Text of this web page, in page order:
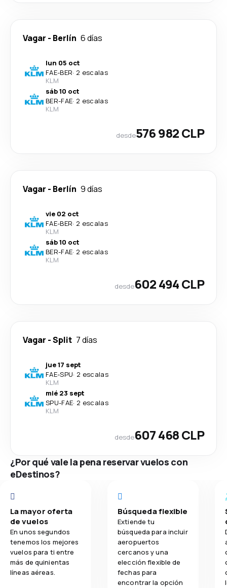
Vagar - Berlín 6 días
lun 05 oct
FAE-BER· 2 escalas
KLM
sáb 10 oct
BER-FAE· 2 escalas
KLM
desde576 982 CLP
Vagar - Berlín 9 días
vie 02 oct
FAE-BER· 2 escalas
KLM
sáb 10 oct
BER-FAE· 2 escalas
KLM
desde602 494 CLP
Vagar -Split 7 días
jue 17 sept
FAE-SPU· 2 escalas
KLM
mié 23 sept
SPU-FAE· 2 escalas
KLM
desde607 468 CLP
¿Por qué vale la pena reservar vuelos con
eDestinos?
La mayor oferta
de vuelos
En unos segundos
tenemos los mejores
vuelos para ti entre
más de quinientas
líneas aéreas.
Búsqueda flexible
Extiende tu
búsqueda para incluir
aeropuertos
cercanos y una
elección flexible de
fechas para
encontrar la opción